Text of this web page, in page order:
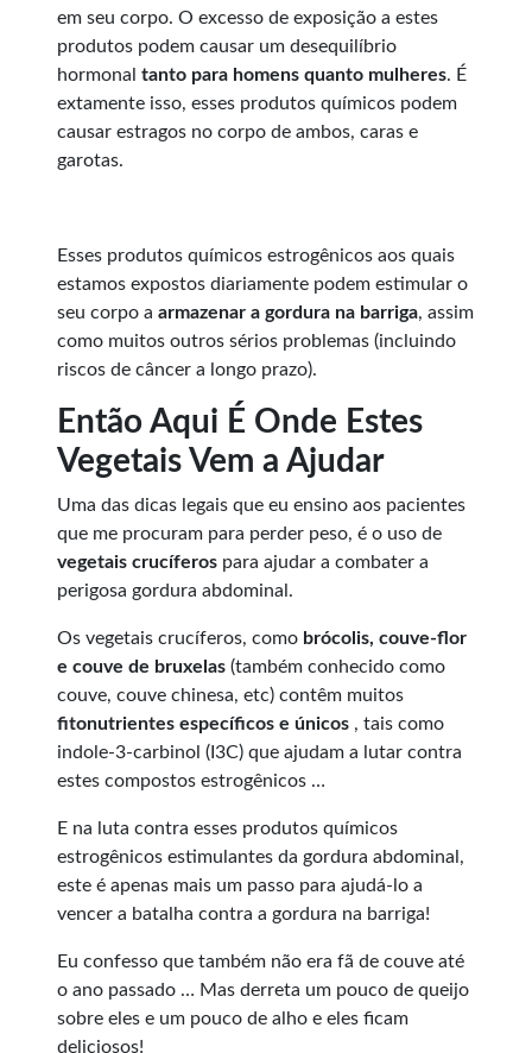
em seu corpo. O excesso de exposição a estes
produtos podem causar um desequilíbrio
hormonal tanto para homens quanto mulheres. É
extamente isso, esses produtos químicos podem
causar estragos no corpo de ambos, caras e
garotas.
Esses produtos químicos estrogênicos aos quais
estamos expostos diariamente podem estimular o
seu corpo a armazenar a gordura na barriga, assim
como muitos outros sérios problemas (incluindo
riscos de câncer a longo prazo).
Então Aqui É Onde Estes
Vegetais Vem a Ajudar
Uma das dicas legais que eu ensino aos pacientes
que me procuram para perder peso, é o uso de
vegetais crucíferos para ajudar a combater a
perigosa gordura abdominal.
Os vegetais crucíferos, como brócolis, couve-flor
e couve de bruxelas (também conhecido como
couve, couve chinesa, etc) contêm muitos
fitonutrientes específicos e únicos , tais como
indole-3-carbinol (I3C) que ajudam a lutar contra
estes compostos estrogênicos …
E na luta contra esses produtos químicos
estrogênicos estimulantes da gordura abdominal,
este é apenas mais um passo para ajudá-lo a
vencer a batalha contra a gordura na barriga!
Eu confesso que também não era fã de couve até
o ano passado … Mas derreta um pouco de queijo
sobre eles e um pouco de alho e eles ficam
deliciosos!